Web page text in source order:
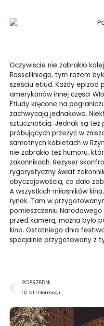
Oczywiście nie zabrakło
Rosselliniego, tym razem
sześciu etiud. Każdy epizod
amerykanów innej części
Etiudy kręcone na
zachwycają jednakowo.
sztucznością. Jednak są też
próbujących przeżyć w
samotnych kobietach w
nie zabrakło też humoru,
zakonnikach. Reżyser
rygorystyczny świat
obyczajowością, co dało
A wszystkich miłośników
rynek. Tam w
pomieszczeniu
przed kamerą, można było
kino. Ostatniego dnia
specjalnie przygotowany z
Prev
POPRZEDNI
10 lat informacji